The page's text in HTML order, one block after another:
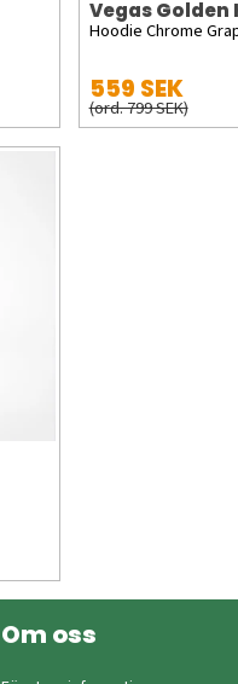
Vegas Golden
Hoodie Chrome
559 SEK
(ord. 799 SEK)
Om oss